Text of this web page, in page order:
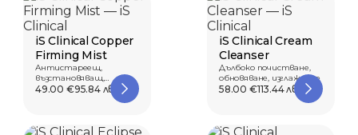
iS Clinical Copper
Firming Mist
Антистареещ,
възстановяващ,
стягащ.
49.00 €95.84 лв.
iS Clinical Cream
Cleanser
Дълбоко почистване,
обновяване, изглаждане
58.00 €113.44 лв.